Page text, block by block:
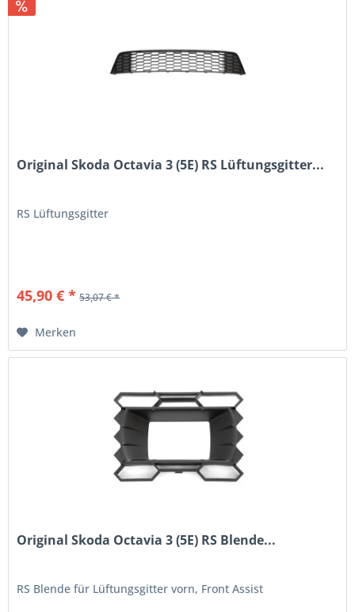
Original Skoda Octavia 3 (5E) RS Lüftungsgitter...
RS Lüftungsgitter
45,90 € * 53,07 € *
Merken
Original Skoda Octavia 3 (5E) RS Blende...
RS Blende für Lüftungsgitter vorn, Front Assist